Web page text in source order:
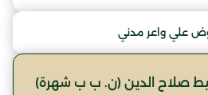
علي واعر مدني
صلاح الدين (ن. ب ب شهرة)